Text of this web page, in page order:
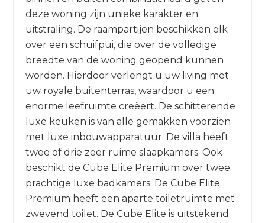
deze woning zijn unieke karakter en
uitstraling. De raampartijen beschikken elk
over een schuifpui, die over de volledige
breedte van de woning geopend kunnen
worden. Hierdoor verlengt u uw living met
uw royale buitenterras, waardoor u een
enorme leefruimte creëert. De schitterende
luxe keuken is van alle gemakken voorzien
met luxe inbouwapparatuur. De villa heeft
twee of drie zeer ruime slaapkamers. Ook
beschikt de Cube Elite Premium over twee
prachtige luxe badkamers. De Cube Elite
Premium heeft een aparte toiletruimte met
zwevend toilet. De Cube Elite is uitstekend